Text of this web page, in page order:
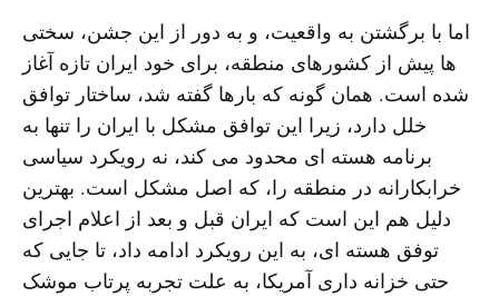
اما با برگشتن به واقعیت، و به دور از این جشن، سختی
ها پیش از کشورهای منطقه، برای خود ایران تازه آغاز
شده است. همان گونه که بارها گفته شد، ساختار توافق
خلل دارد، زیرا این توافق مشکل با ایران را تنها به
برنامه هسته ای محدود می کند، نه رویکرد سیاسی
خرابکارانه در منطقه را، که اصل مشکل است. بهترین
دلیل هم این است که ایران قبل و بعد از اعلام اجرای
توفق هسته ای، به این رویکرد ادامه داد، تا جایی که
حتی خزانه داری آمریکا، به علت تجربه پرتاب موشک